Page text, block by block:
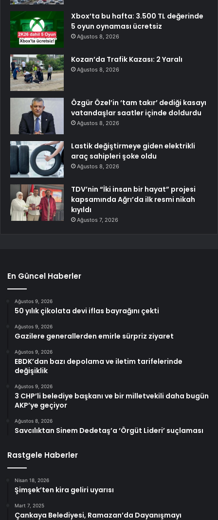
Xbox’ta bu hafta: 3.500 TL değerinde
5 oyun oynaması ücretsiz
Ağustos 8, 2026
Kozan’da Trafik Kazası: 2 Yaralı
Ağustos 8, 2026
Özgür Özel’in ‘tam takır’ dediği kasayı
vatandaşlar saatler içinde doldurdu
Ağustos 8, 2026
Lastik değiştirmeye giden elektrikli
araç sahipleri şoke oldu
Ağustos 8, 2026
TDV’nin “İki insan bir hayat” projesi
kapsamında Ağrı’da ilk resmi nikah
kıyıldı
Ağustos 7, 2026
En Güncel Haberler
Ağustos 9, 2026
50 yılık çikolata devi iflas bayrağını çekti
Ağustos 9, 2026
Gazilere generallerden emirle sürpriz ziyaret
Ağustos 9, 2026
EBDK’dan bazı depolama ve iletim tarifelerinde
değişiklik
Ağustos 9, 2026
3 CHP’li belediye başkanı ve bir milletvekili daha bugün
AKP’ye geçiyor
Ağustos 8, 2026
Savcılıktan Sinem Dedetaş’a ‘Örgüt Lideri’ suçlaması
Rastgele Haberler
Nisan 18, 2026
Şimşek’ten kira geliri uyarısı
Mart 7, 2025
Çankaya Belediyesi, Ramazan’da Dayanışmayı